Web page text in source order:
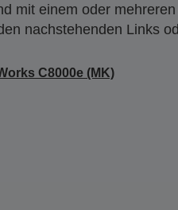
mit einem oder
nachstehenden Links
C8000e (MK)